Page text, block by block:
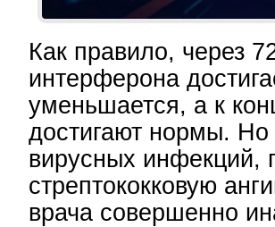
Как правило, через
интерферона
уменьшается, а к
достигают нормы. Но
вирусных инфекций,
стрептококковую
врача совершенно